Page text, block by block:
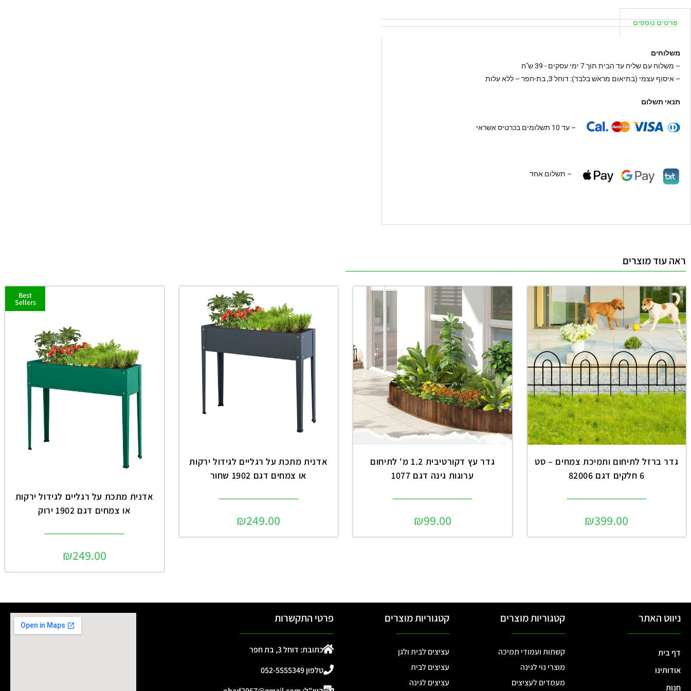
פרטים נוספים
משלוחים
– משלוח עם שליח עד הבית תוך 7 ימי עסקים - 39 ש"ח
– איסוף עצמי (בתיאום מראש בלבד): דוחל 3, בת-חפר – ללא עלות
תנאי תשלום
– עד 10 תשלומים בכרטיס אשראי
– תשלום אחד
ראה עוד מוצרים
גדר ברזל לתיחום ותמיכת צמחים – סט
6 חלקים דגם 82006
₪399.00
גדר עץ דקורטיבית 1.2 מ' לתיחום
ערוגות גינה דגם 1077
₪99.00
אדנית מתכת על רגליים לגידול ירקות
או צמחים דגם 1902 שחור
₪249.00
Best
Sellers
אדנית מתכת על רגליים לגידול ירקות
או צמחים דגם 1902 ירוק
₪249.00
ניווט האתר
דף בית
אודותינו
חנות
קטגוריות מוצרים
קשתות ועמודי תמיכה
מוצרי נוי לגינה
מעמדים לעציצים
קטגוריות מוצרים
עציצים לבית ולגן
עציצים לבית
עציצים לגינה
פרטי התקשרות
כתובת: דוחל 3, בת חפר
טלפון 052-5555349